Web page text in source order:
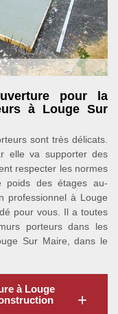
pour la
à Louge Sur
sont très délicats.
elle va supporter des
respecter les normes
poids des étages au-
professionnel à Louge
pour vous. Il a toutes
porteurs dans les
Sur Maire, dans le
à Louge